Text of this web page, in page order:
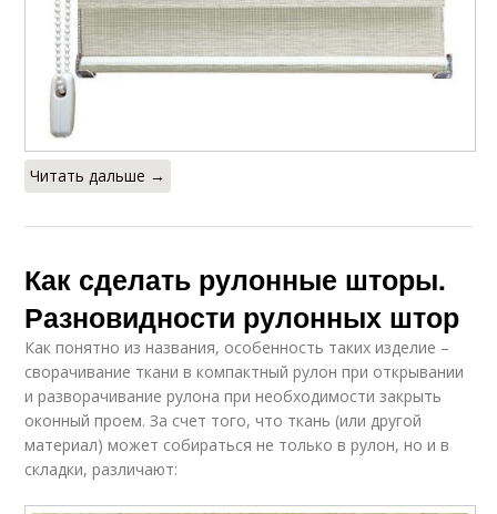
Читать дальше →
Как сделать рулонные шторы.
Разновидности рулонных штор
Как понятно из названия, особенность таких изделие –
сворачивание ткани в компактный рулон при открывании
и разворачивание рулона при необходимости закрыть
оконный проем. За счет того, что ткань (или другой
материал) может собираться не только в рулон, но и в
складки, различают: